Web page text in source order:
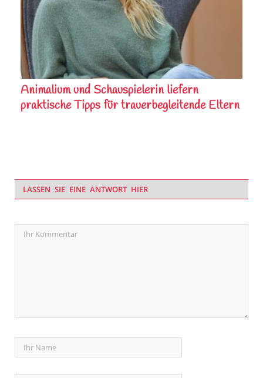
Animalium und Schauspielerin liefern
praktische Tipps für trauerbegleitende Eltern
LASSEN SIE EINE ANTWORT HIER